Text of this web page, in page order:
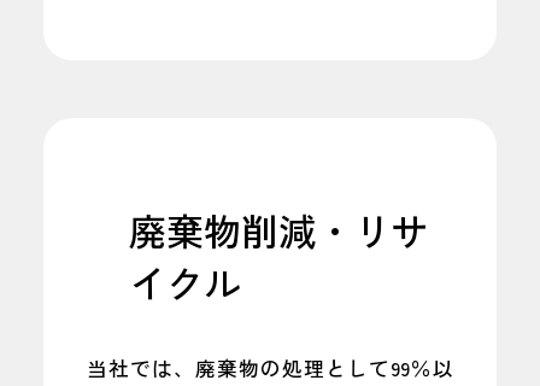
廃棄物削減・リサ
イクル
当社では、廃棄物の処理として99％以